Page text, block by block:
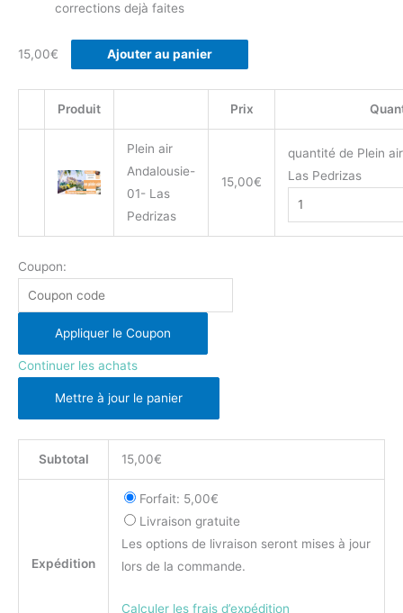
corrections dejà faites
15,00€ Ajouter au panier
Produit Prix
Plein air
Andalousie-
01- Las
Pedrizas
15,00€
quantité de Plein
Las Pedrizas
Coupon:
Appliquer le Coupon
Continuer les achats
Mettre à jour le panier
Subtotal 15,00€
Expédition
Forfait: 5,00€
Livraison gratuite
Les options de livraison seront mises à jour
lors de la commande.
Calculer les frais d’expédition